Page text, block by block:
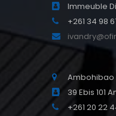
Immeuble
+261 34 98
Ambohibao
39 Ebis 101
+261 20 22